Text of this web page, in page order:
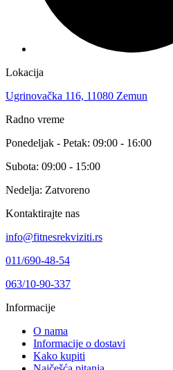
Lokacija
Ugrinovačka 116, 11080 Zemun
Radno vreme
Ponedeljak - Petak: 09:00 - 16:00
Subota: 09:00 - 15:00
Nedelja: Zatvoreno
Kontaktirajte nas
info@fitnesrekviziti.rs
011/690-48-54
063/10-90-337
Informacije
O nama
Informacije o dostavi
Kako kupiti